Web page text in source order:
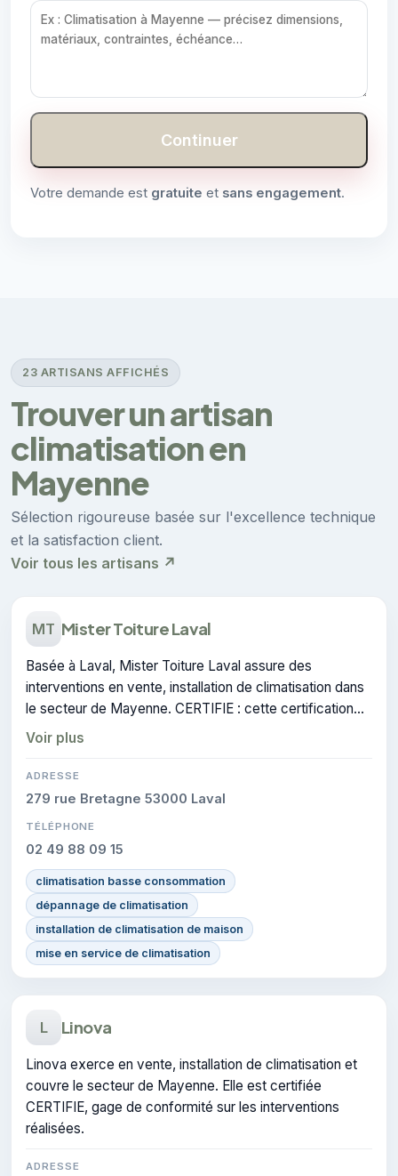
Continuer
Votre demande est gratuite et sans engagement.
23 ARTISANS AFFICHÉS
Trouver un artisan
climatisation en
Mayenne
Sélection rigoureuse basée sur l'excellence technique
et la satisfaction client.
Voir tous les artisans ↗
MT Mister Toiture Laval
Basée à Laval, Mister Toiture Laval assure des
interventions en vente, installation de climatisation dans
le secteur de Mayenne. CERTIFIE : cette certification
atteste du savoir-faire de l'entreprise.
Voir plus
ADRESSE
279 rue Bretagne 53000 Laval
TÉLÉPHONE
02 49 88 09 15
climatisation basse consommation
dépannage de climatisation
installation de climatisation de maison
mise en service de climatisation
L Linova
Linova exerce en vente, installation de climatisation et
couvre le secteur de Mayenne. Elle est certifiée
CERTIFIE, gage de conformité sur les interventions
réalisées.
ADRESSE